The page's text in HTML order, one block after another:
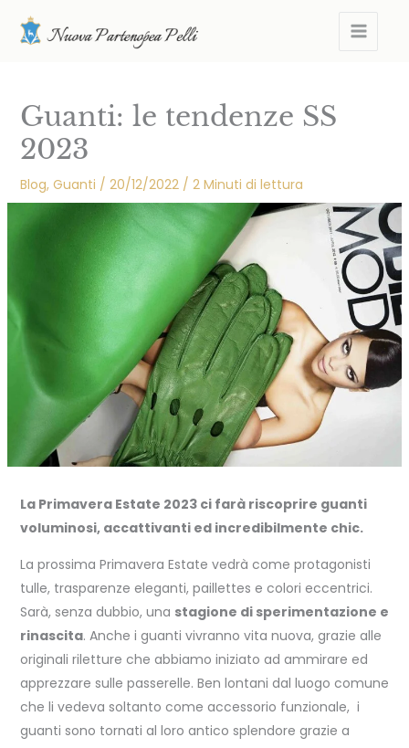
Guanti: le tendenze SS
2023
Blog, Guanti / 20/12/2022 / 2 Minuti di lettura
La Primavera Estate 2023 ci farà riscoprire guanti
voluminosi, accattivanti ed incredibilmente chic.
La prossima Primavera Estate vedrà come protagonisti
tulle, trasparenze eleganti, paillettes e colori eccentrici.
Sarà, senza dubbio, una stagione di sperimentazione e
rinascita. Anche i guanti vivranno vita nuova, grazie alle
originali riletture che abbiamo iniziato ad ammirare ed
apprezzare sulle passerelle. Ben lontani dal luogo comune
che li vedeva soltanto come accessorio funzionale, i
guanti sono tornati al loro antico splendore grazie a